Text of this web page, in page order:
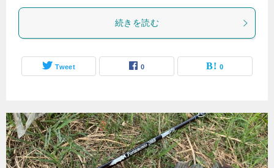
続きを読む
Tweet 0 0